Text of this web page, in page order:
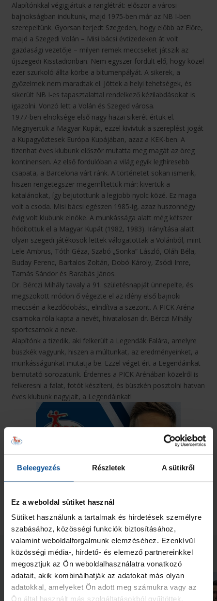
Beleegyezés Részletek A sütikről
Ez a weboldal sütiket használ
Sütiket használunk a tartalmak és hirdetések személyre
szabásához, közösségi funkciók biztosításához,
valamint weboldalforgalmunk elemzéséhez. Ezenkívül
közösségi média-, hirdető- és elemező partnereinkkel
megosztjuk az Ön weboldalhasználatra vonatkozó
adatait, akik kombinálhatják az adatokat más olyan
adatokkal, amelyeket Ön adott meg számukra vagy az
Ön által használt más szolgáltatásokból gyűjtöttek.
Alapítónkkal végigjártuk a ranglétrát: először a városi
bajnokságban indultunk, majd 1975-ben már az NB I-ben
szerepeltünk. Gyorsan terjedt Szegeden, hogy előbb az Előre,
majd a Szegedi Volán – Misi bácsi évtizedeken át volt
gazdasági vezetője – milyen remek meccseket játszik az
újszegedi Kisstadionban. Nem egyszer fordult elő, hogy közel
ezer szurkoló állta körbe a bitumenpályát. A sikerek, a
győzelmek nem maradtak el. Jöttek a helyi tehetségek, és
sikerült NB I-es tapasztalattal rendelkező kézilabdásokat is
igazolni. Vonzó lett a Volán és Szeged városa.
1977-ben elnöksége első nagy hazai sikerét értük el.
Megnyertük a Magyar Kupát, ezzel kivívtuk a szereplést jogát
a Kupagyőztesek Európa Kupájában, azaz a KEK-ben. A
tizenhat éves klubunk először mutatta meg magát az öreg
kontinensen. Az első fordulóban a világ egyik leghíresebb
csapata, a Barcelona várt ránk. A történetet sokan ismerik,
hiszen rengetegszer megemlítettük már: kivertük a
katalánokat, így bejutottunk a legjobb nyolc közé. Ez maga
volt a csoda. Misi bácsi egészen 1985-ig, azaz huszonnégy
évig volt klubunk elnöke. A munkássága alatt még kétszer
hódítottuk el a Magyar Kupát (1982, 1983). Irányítása alatt
olyan szegedi játékosok lettek válogatottak a Volánból, mint
Lele Ambrus, Tóth Géza, Szabó „Sonka” László, Oláh Béla,
Buday Ferenc, Bartalos Zoltán, Dobó Károly, Zsódi Imre,
Tamás Sándor és Barabás János.
Dr. Bérczi Mihály tavaly a 91. születésnapját ünnepelte, és
megszokott módon ő végezte el az idény első bajnoki
meccsén a kezdődobást, elindítva a szezont. A PICK Aréna
csarnoka róla kapta a nevét, hivatalosan dr. Bérczi Mihály
sportcsarnok a neve.
Alapítónk a tizedik, aki felkerült a Legendák Falára, amelyre
büszkék vagyunk, hiszen a múltunkat, az eredményeinket, a
munkásságunkat mutatja be. Ezzel véget ért a Legendáinkat
bemutató sorozatunk. Érdemes a PICK Arénában közelről is
felkeresni a falat, fotót készíteni, és büszkén posztolni hatvan
éves klubunk nagyjait, a Legendáinkat!
Neked ajánljuk